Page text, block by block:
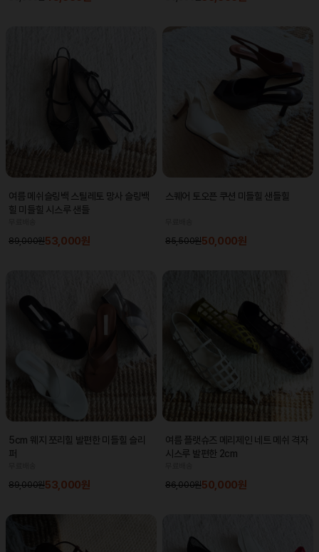
여름 메쉬슬링백 스틸레토 망사 슬링백
힐 미들힐 시스루 샌들
89,000원53,000원
스퀘어 토오픈 쿠션 미들힐 샌들힐
85,500원50,000원
5cm 웨지 쪼리힐 발편한 미들힐 슬리
퍼
89,000원53,000원
여름 플랫슈즈 메리제인 네트 메쉬 격자
시스루 발편한 2cm
86,000원50,000원